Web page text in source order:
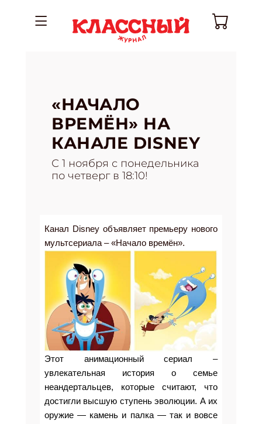
«НАЧАЛО
ВРЕМЁН» НА
КАНАЛЕ DISNEY
С 1 ноября с понедельника
по четверг в 18:10!
Канал Disney объявляет премьеру нового
мультсериала – «Начало времён».
Этот анимационный сериал –
увлекательная история о семье
неандертальцев, которые считают, что
достигли высшую ступень эволюции. А их
оружие — камень и палка — так и вовсе